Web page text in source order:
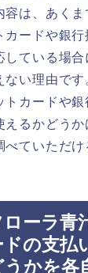
容は、あく
カードや銀
している場
ない理由で
トカードや
えるかどう
ていただけ
ーラ青
の支払
かを各